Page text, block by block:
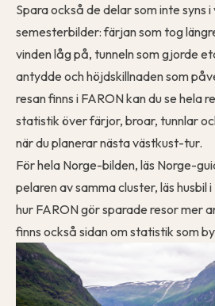
Spara också de delar som inte syns i
semesterbilder: färjan som tog
vinden låg på, tunneln som gjorde
antydde och höjdskillnaden som
resan finns i FARON kan du se hela
statistik över färjor, broar, tunnlar
när du planerar nästa västkust-tur.
För hela Norge-bilden, läs Norge-
pelaren av samma cluster, läs husbil
hur FARON gör sparade resor mer
finns också sidan omstatistik som